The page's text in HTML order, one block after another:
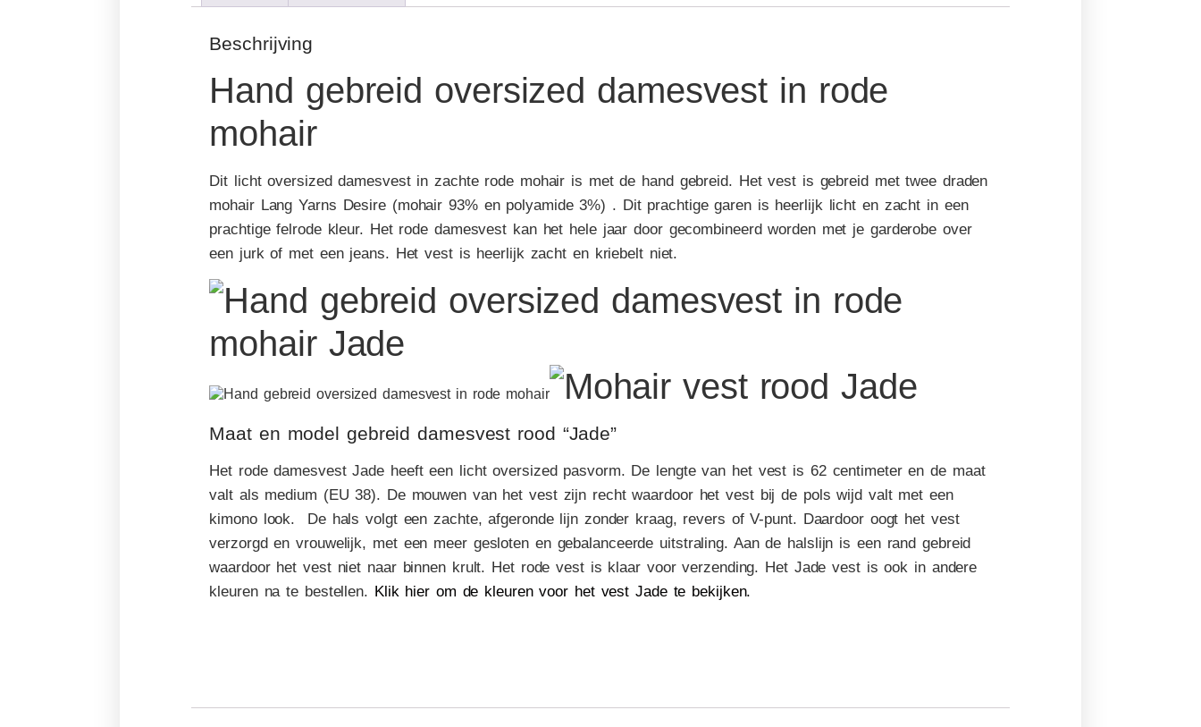
Beschrijving
Hand gebreid oversized damesvest in rode
mohair
Dit licht oversized damesvest in zachte rode mohair is met de hand gebreid. Het vest is gebreid met twee draden
mohair Lang Yarns Desire (mohair 93% en polyamide 3%) . Dit prachtige garen is heerlijk licht en zacht in een
prachtige felrode kleur. Het rode damesvest kan het hele jaar door gecombineerd worden met je garderobe over
een jurk of met een jeans. Het vest is heerlijk zacht en kriebelt niet.
Maat en model gebreid damesvest rood “Jade”
Het rode damesvest Jade heeft een licht oversized pasvorm. De lengte van het vest is 62 centimeter en de maat
valt als medium (EU 38). De mouwen van het vest zijn recht waardoor het vest bij de pols wijd valt met een
kimono look. De hals volgt een zachte, afgeronde lijn zonder kraag, revers of V-punt. Daardoor oogt het vest
verzorgd en vrouwelijk, met een meer gesloten en gebalanceerde uitstraling. Aan de halslijn is een rand gebreid
waardoor het vest niet naar binnen krult. Het rode vest is klaar voor verzending. Het Jade vest is ook in andere
kleuren na te bestellen. Klik hier om de kleuren voor het vest Jade te bekijken.